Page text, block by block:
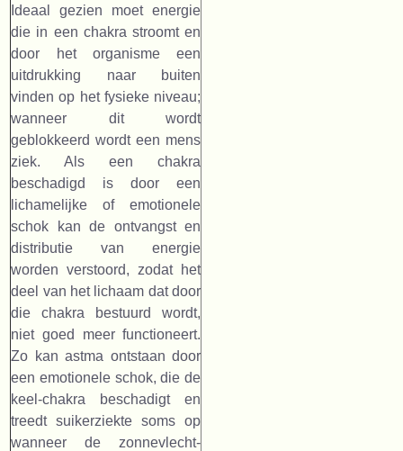
Ideaal gezien moet energie
die in een chakra stroomt en
door het organisme een
uitdrukking naar buiten
vinden op het fysieke niveau;
wanneer dit wordt
geblokkeerd wordt een mens
ziek. Als een chakra
beschadigd is door een
lichamelijke of emotionele
schok kan de ontvangst en
distributie van energie
worden verstoord, zodat het
deel van het lichaam dat door
die chakra bestuurd wordt,
niet goed meer functioneert.
Zo kan astma ontstaan door
een emotionele schok, die de
keel-chakra beschadigt en
treedt suikerziekte soms op
wanneer de zonnevlecht-